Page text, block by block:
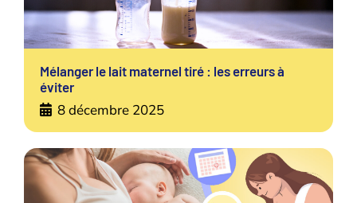
Mélanger le lait maternel tiré : les erreurs à
éviter
8 décembre 2025